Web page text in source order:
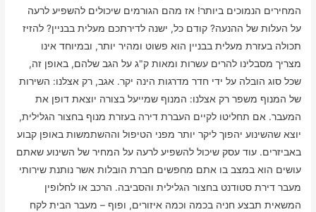
המחירים הנמוכים ביותר! אז מהם הגורמים שיכולים להשפיע לרעה
על העלות של ההנעה? קודם כל, ישנה לדירתכם מעלית בבניין? להזיז
תכולה בעזרת מעלית בבניין הוא פשוט ומהיר יותר, ובמיוחד אינו
מצריך מסבלינו להרים עשרות ומאות ק"ג על הגב שלהם, באופן זה,
שכל סוג הובלה על ידי חדר מדרגות הינה יקר. אגב, רק אצלנו: השירות
של המנוף משפר רק אצלנו: המנוף שמייעל בצורה יוצאת דופן את
המעבר. אם תחליטו לקיים העברת דירה בעזרת מנוף בחצור הגלילית,
יוצא שהשינוע יהפוך ליקר יותר מפני הטיפול וההשתמשות באופן קבוע
באביזרים. עוד עסק שיכול להשפיע לרעה על המחיר של השינוע שאתם
עושים הוא במצב בו אתם מחפשים חברת הובלות אשר נותנת שירותי
מעבר דירת סטודנט בחצור הגלילית והסביבה. הרכב או לחלופין
המשאית תבצע חניה בכמה וכמה איזורים, ופוף – מעבר הבית לקח